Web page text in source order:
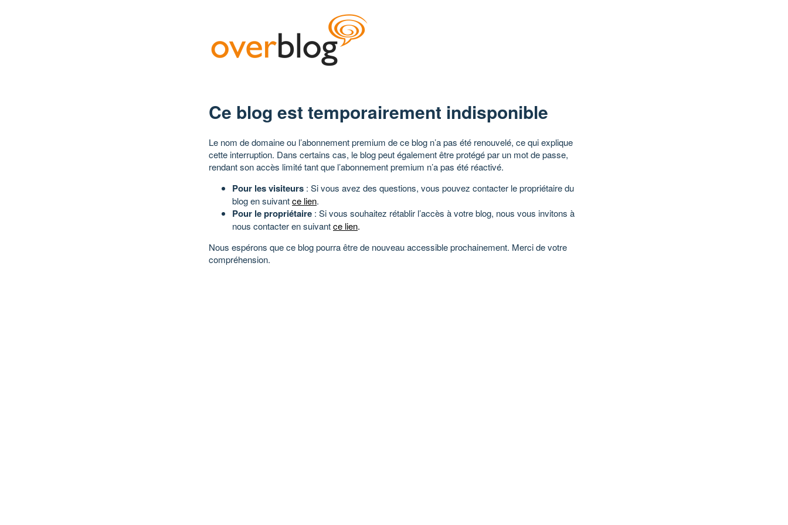
Ce blog est temporairement indisponible
Le nom de domaine ou l’abonnement premium de ce blog n’a pas été renouvelé, ce qui explique
cette interruption. Dans certains cas, le blog peut également être protégé par un mot de passe,
rendant son accès limité tant que l’abonnement premium n’a pas été réactivé.
Pour les visiteurs : Si vous avez des questions, vous pouvez contacter le propriétaire du
blog en suivantce lien.
Pour le propriétaire : Si vous souhaitez rétablir l’accès à votre blog, nous vous invitons à
nous contacter en suivantce lien.
Nous espérons que ce blog pourra être de nouveau accessible prochainement. Merci de votre
compréhension.